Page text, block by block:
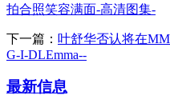
拍合照笑容满面-高清图集-
下一篇： 叶舒华否认将在
G-I-DLEmma--
最新信息